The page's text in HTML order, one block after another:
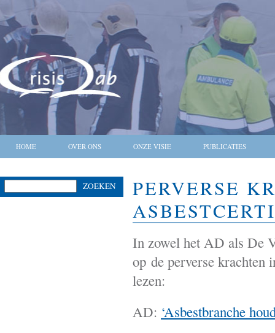
HOME OVER ONS ONZE VISIE PUBLICATIES
ZOEKEN
PERVERSE
In zowel het AD als De
op de perverse krachten
lezen:
AD: ‘Asbestbranche